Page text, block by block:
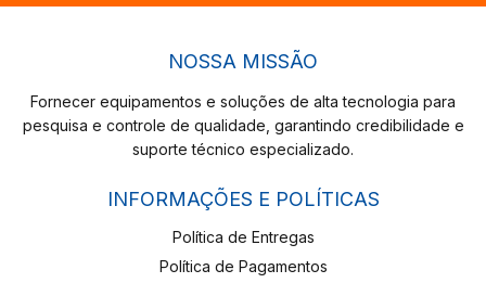
NOSSA MISSÃO
Fornecer equipamentos e soluções de alta tecnologia para
pesquisa e controle de qualidade, garantindo credibilidade e
suporte técnico especializado.
INFORMAÇÕES E POLÍTICAS
Política de Entregas
Política de Pagamentos